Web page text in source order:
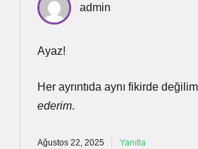
admin
Ayaz!
Her ayrıntıda aynı fikirde
ederim.
Ağustos 22, 2025 Yanıtla